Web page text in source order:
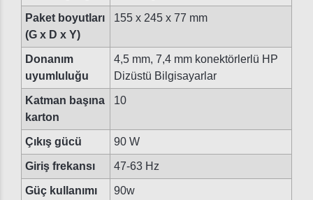
Paket boyutları
(G x D x Y)
155 x 245 x 77 mm
Donanım
uyumluluğu
4,5 mm, 7,4 mm konektörlerlü HP
Dizüstü Bilgisayarlar
Katman başına
karton
10
Çıkış gücü 90 W
Giriş frekansı 47-63 Hz
Güç kullanımı 90w